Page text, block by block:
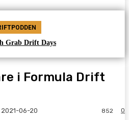
Grab Drift Days
i Formula Drift
2021-06-20 0
852